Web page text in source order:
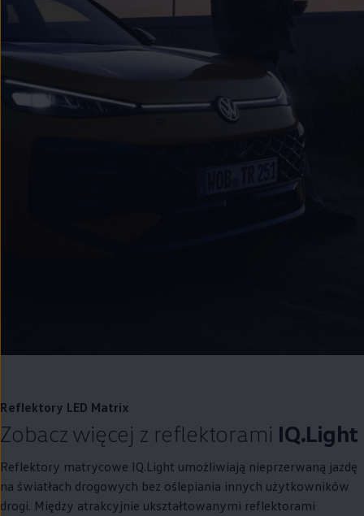
Reflektory LED Matrix
Zobacz więcej z reflektorami IQ.Light
Reflektory matrycowe IQ.Light umożliwiają nieprzerwaną jazdę
na światłach drogowych bez oślepiania innych użytkowników
drogi. Między atrakcyjnie ukształtowanymi reflektorami